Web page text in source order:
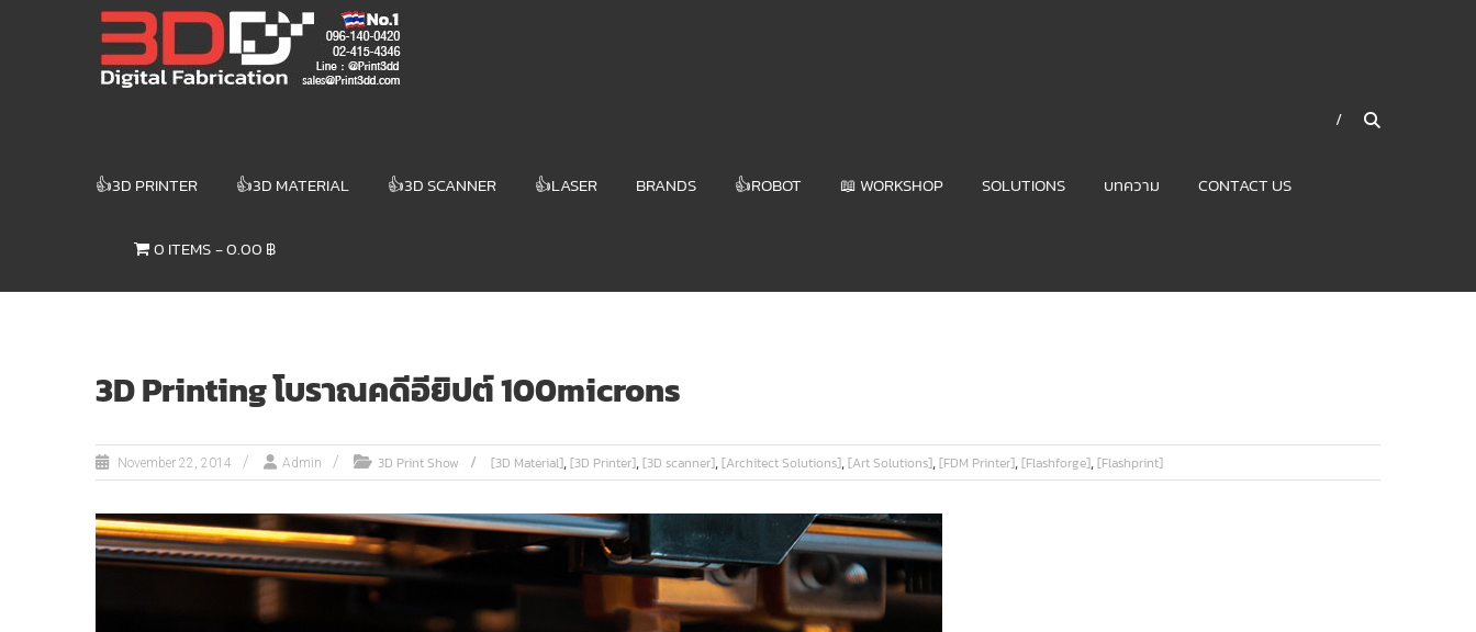
3DD DIGITAL
FABRICATION
3D Printer |
👍3D PRINTER 👍3D MATERIAL 👍3D SCANNER 👍LASER BRANDS 👍ROBOT 📖 WORKSHOP SOLUTIONS บทความ CONTACT US
0 ITEMS 0.00 ฿
3D Printing โบราณคดีอียิปต์ 100microns
November 22, 2014 Admin 3D Print Show [3D Material],[3D Printer],[3D scanner],[Architect Solutions],[Art Solutions],[FDM Printer],[Flashforge],[Flashprint]